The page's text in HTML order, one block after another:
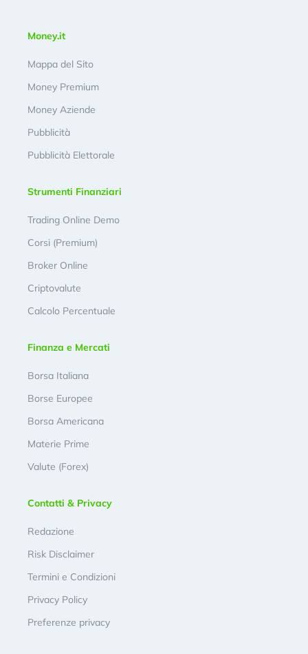
Money.it
Mappa del Sito
Money Premium
Money Aziende
Pubblicità
Pubblicità Elettorale
Strumenti Finanziari
Trading Online Demo
Corsi (Premium)
Broker Online
Criptovalute
Calcolo Percentuale
Finanza e Mercati
Borsa Italiana
Borse Europee
Borsa Americana
Materie Prime
Valute (Forex)
Contatti & Privacy
Redazione
Risk Disclaimer
Termini e Condizioni
Privacy Policy
Preferenze privacy